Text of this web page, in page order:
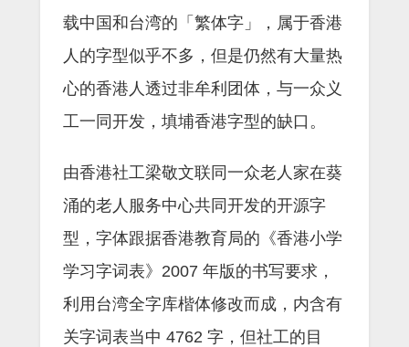
载中国和台湾的「繁体字」，属于香港
人的字型似乎不多，但是仍然有大量热
心的香港人透过非牟利团体，与一众义
工一同开发，填埔香港字型的缺口。
由香港社工梁敬文联同一众老人家在葵
涌的老人服务中心共同开发的开源字
型，字体跟据香港教育局的《香港小学
学习字词表》2007 年版的书写要求，
利用台湾全字库楷体修改而成，内含有
关字词表当中 4762 字，但社工的目